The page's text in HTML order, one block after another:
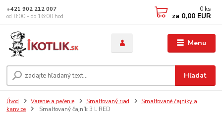
Menu
Hľadať
+421 902 212 007
od 8:00 - do 16:00 hod
0 ks
za 0,00 EUR
Úvod Varenie a pečenie Smaltovaný riad
Smaltované čajníky a
kanvice
Smaltovaný čajník 3 L RED